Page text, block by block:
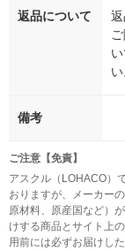
返品について
い
備考
ご注意【免責】
アスクル（LOHACO）
おりますが、メーカー
原材料、原産国など）
けする商品とサイト上
用前には必ずお届けし